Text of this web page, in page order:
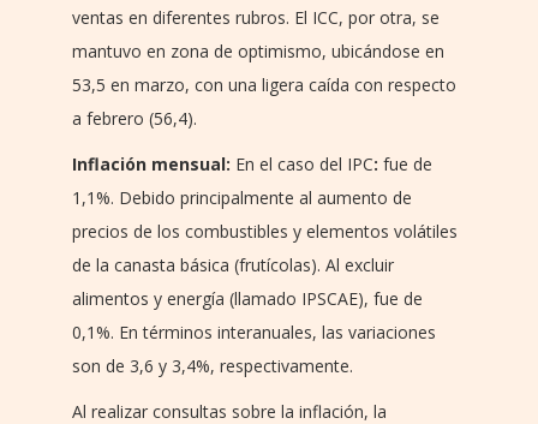
ventas en diferentes rubros. El ICC, por otra, se
mantuvo en zona de optimismo, ubicándose en
53,5 en marzo, con una ligera caída con respecto
a febrero (56,4).
Inflación mensual: En el caso del IPC: fue de
1,1%. Debido principalmente al aumento de
precios de los combustibles y elementos volátiles
de la canasta básica (frutícolas). Al excluir
alimentos y energía (llamado IPSCAE), fue de
0,1%. En términos interanuales, las variaciones
son de 3,6 y 3,4%, respectivamente.
Al realizar consultas sobre la inflación, la